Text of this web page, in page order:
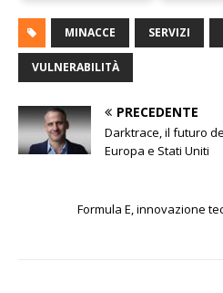
MINACCE SERVIZI
VULNERABILITÀ
PRECEDENTE
Darktrace, il futuro
Europa e Stati Uniti
Formula E, innovazione